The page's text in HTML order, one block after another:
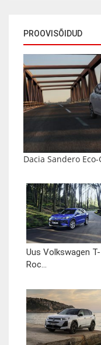
PROOVISÕIDUD
Dacia Sandero
Uus Volkswagen T-
Roc...